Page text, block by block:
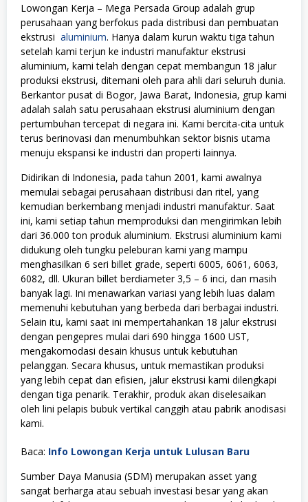
Lowongan Kerja – Mega Persada Group adalah grup
perusahaan yang berfokus pada distribusi dan pembuatan
ekstrusi aluminium. Hanya dalam kurun waktu tiga tahun
setelah kami terjun ke industri manufaktur ekstrusi
aluminium, kami telah dengan cepat membangun 18 jalur
produksi ekstrusi, ditemani oleh para ahli dari seluruh dunia.
Berkantor pusat di Bogor, Jawa Barat, Indonesia, grup kami
adalah salah satu perusahaan ekstrusi aluminium dengan
pertumbuhan tercepat di negara ini. Kami bercita-cita untuk
terus berinovasi dan menumbuhkan sektor bisnis utama
menuju ekspansi ke industri dan properti lainnya.
Didirikan di Indonesia, pada tahun 2001, kami awalnya
memulai sebagai perusahaan distribusi dan ritel, yang
kemudian berkembang menjadi industri manufaktur. Saat
ini, kami setiap tahun memproduksi dan mengirimkan lebih
dari 36.000 ton produk aluminium. Ekstrusi aluminium kami
didukung oleh tungku peleburan kami yang mampu
menghasilkan 6 seri billet grade, seperti 6005, 6061, 6063,
6082, dll. Ukuran billet berdiameter 3,5 – 6 inci, dan masih
banyak lagi. Ini menawarkan variasi yang lebih luas dalam
memenuhi kebutuhan yang berbeda dari berbagai industri.
Selain itu, kami saat ini mempertahankan 18 jalur ekstrusi
dengan pengepres mulai dari 690 hingga 1600 UST,
mengakomodasi desain khusus untuk kebutuhan
pelanggan. Secara khusus, untuk memastikan produksi
yang lebih cepat dan efisien, jalur ekstrusi kami dilengkapi
dengan tiga penarik. Terakhir, produk akan diselesaikan
oleh lini pelapis bubuk vertikal canggih atau pabrik anodisasi
kami.
Baca: Info Lowongan Kerja untuk Lulusan Baru
Sumber Daya Manusia (SDM) merupakan asset yang
sangat berharga atau sebuah investasi besar yang akan